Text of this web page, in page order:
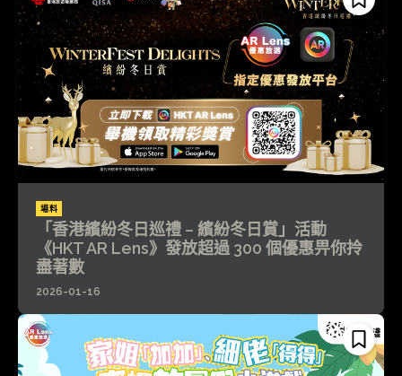
場料
「香港繽紛冬日巡禮 – 繽紛冬日賞」活動
《HKT AR Lens》發放超過 300 個優惠畀你拎
盡著數
2026-01-16